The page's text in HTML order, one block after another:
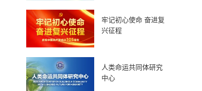
牢记初心使命 奋进复
兴征程
人类命运共同体研究
中心